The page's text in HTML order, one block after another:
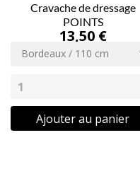
Cravache de dressage
POINTS
13,50 €
Bordeaux / 110 cm
Ajouter au panier